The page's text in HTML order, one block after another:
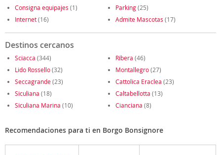
Consigna equipajes (1) Parking(25)
Internet(16) Admite Mascotas (17)
Destinos cercanos
Sciacca (344) Ribera (46)
Lido Rossello(32) Montallegro(27)
Seccagrande(23) Cattolica Eraclea (23)
Siculiana (18) Caltabellotta (13)
Siculiana Marina (10) Cianciana (8)
Recomendaciones para ti en Borgo Bonsignore